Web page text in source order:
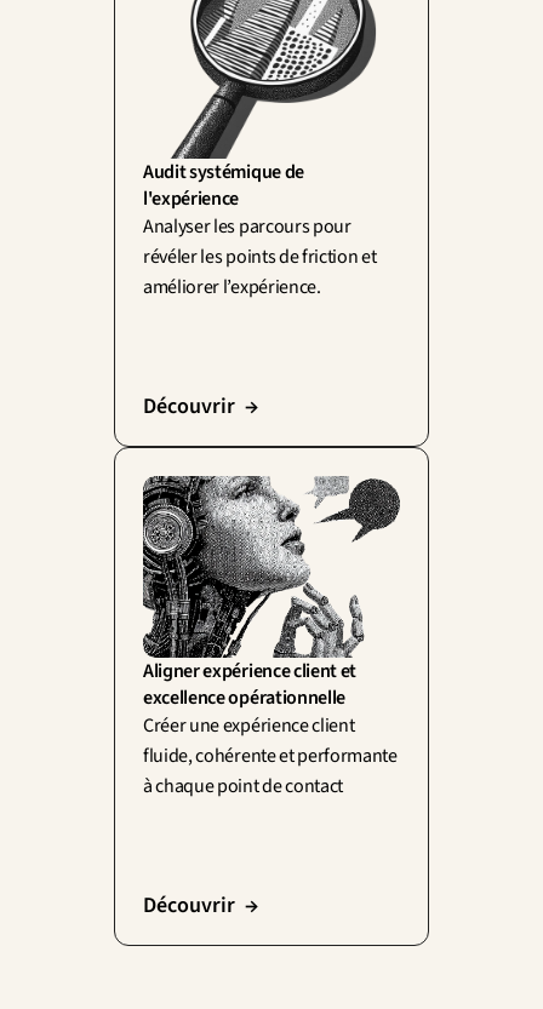
Audit systémique de
l'expérience
Analyser les parcours pour
révéler les points de friction et
améliorer l’expérience.
Découvrir  →
Aligner expérience client et
excellence opérationnelle
Créer une expérience client
fluide, cohérente et performante
à chaque point de contact
Découvrir  →